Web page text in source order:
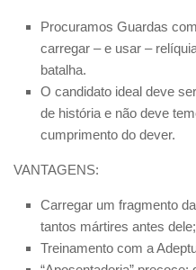
Procuramos Guardas
carregar – e usar –
batalha.
O candidato ideal deve
de história e não deve
cumprimento do dever.
VANTAGENS:
Carregar um fragmento
tantos mártires antes dele;
Treinamento com a